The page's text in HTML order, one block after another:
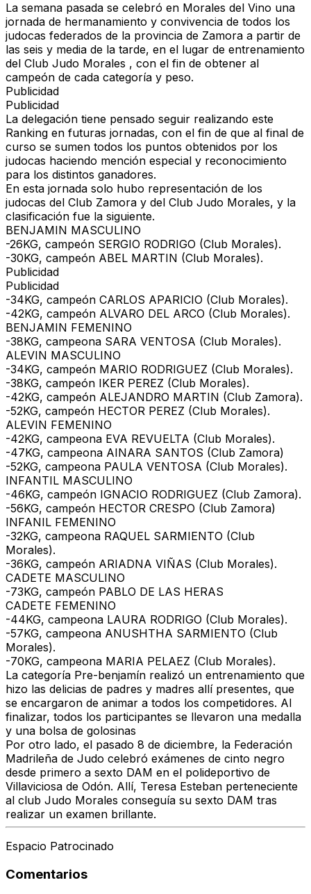
La semana pasada se celebró en Morales del Vino una
jornada de hermanamiento y convivencia de todos los
judocas federados de la provincia de Zamora a partir de
las seis y media de la tarde, en el lugar de entrenamiento
del Club Judo Morales , con el fin de obtener al
campeón de cada categoría y peso.
Publicidad
Publicidad
La delegación tiene pensado seguir realizando este
Ranking en futuras jornadas, con el fin de que al final de
curso se sumen todos los puntos obtenidos por los
judocas haciendo mención especial y reconocimiento
para los distintos ganadores.
En esta jornada solo hubo representación de los
judocas del Club Zamora y del Club Judo Morales, y la
clasificación fue la siguiente.
BENJAMIN MASCULINO
-26KG, campeón SERGIO RODRIGO (Club Morales).
-30KG, campeón ABEL MARTIN (Club Morales).
Publicidad
Publicidad
-34KG, campeón CARLOS APARICIO (Club Morales).
-42KG, campeón ALVARO DEL ARCO (Club Morales).
BENJAMIN FEMENINO
-38KG, campeona SARA VENTOSA (Club Morales).
ALEVIN MASCULINO
-34KG, campeón MARIO RODRIGUEZ (Club Morales).
-38KG, campeón IKER PEREZ (Club Morales).
-42KG, campeón ALEJANDRO MARTIN (Club Zamora).
-52KG, campeón HECTOR PEREZ (Club Morales).
ALEVIN FEMENINO
-42KG, campeona EVA REVUELTA (Club Morales).
-47KG, campeona AINARA SANTOS (Club Zamora)
-52KG, campeona PAULA VENTOSA (Club Morales).
INFANTIL MASCULINO
-46KG, campeón IGNACIO RODRIGUEZ (Club Zamora).
-56KG, campeón HECTOR CRESPO (Club Zamora)
INFANIL FEMENINO
-32KG, campeona RAQUEL SARMIENTO (Club
Morales).
-36KG, campeón ARIADNA VIÑAS (Club Morales).
CADETE MASCULINO
-73KG, campeón PABLO DE LAS HERAS
CADETE FEMENINO
-44KG, campeona LAURA RODRIGO (Club Morales).
-57KG, campeona ANUSHTHA SARMIENTO (Club
Morales).
-70KG, campeona MARIA PELAEZ (Club Morales).
La categoría Pre-benjamín realizó un entrenamiento que
hizo las delicias de padres y madres allí presentes, que
se encargaron de animar a todos los competidores. Al
finalizar, todos los participantes se llevaron una medalla
y una bolsa de golosinas
Por otro lado, el pasado 8 de diciembre, la Federación
Madrileña de Judo celebró exámenes de cinto negro
desde primero a sexto DAM en el polideportivo de
Villaviciosa de Odón. Allí, Teresa Esteban perteneciente
al club Judo Morales conseguía su sexto DAM tras
realizar un examen brillante.
Espacio Patrocinado
Comentarios